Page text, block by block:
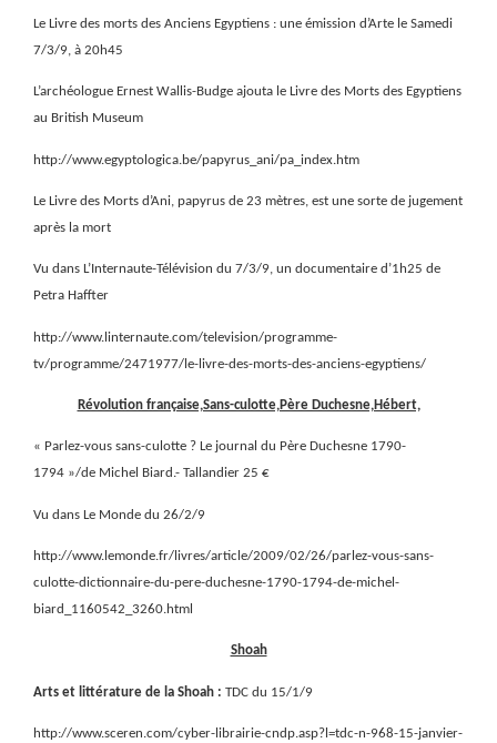
Le Livre des morts des Anciens Egyptiens : une émission d’Arte le Samedi
7/3/9, à 20h45
L’archéologue Ernest Wallis-Budge ajouta le Livre des Morts des Egyptiens
au British Museum
http://www.egyptologica.be/papyrus_ani/pa_index.htm
Le Livre des Morts d’Ani, papyrus de 23 mètres, est une sorte de jugement
après la mort
Vu dans L’Internaute-Télévision du 7/3/9, un documentaire d’1h25 de
Petra Haffter
http://www.linternaute.com/television/programme-
tv/programme/2471977/le-livre-des-morts-des-anciens-egyptiens/
Révolution française,Sans-culotte,Père Duchesne,Hébert,
« Parlez-vous sans-culotte ? Le journal du Père Duchesne 1790-
1794 »/de Michel Biard.- Tallandier 25 €
Vu dans Le Monde du 26/2/9
http://www.lemonde.fr/livres/article/2009/02/26/parlez-vous-sans-
culotte-dictionnaire-du-pere-duchesne-1790-1794-de-michel-
biard_1160542_3260.html
Shoah
Arts et littérature de la Shoah : TDC du 15/1/9
http://www.sceren.com/cyber-librairie-cndp.asp?l=tdc-n-968-15-janvier-